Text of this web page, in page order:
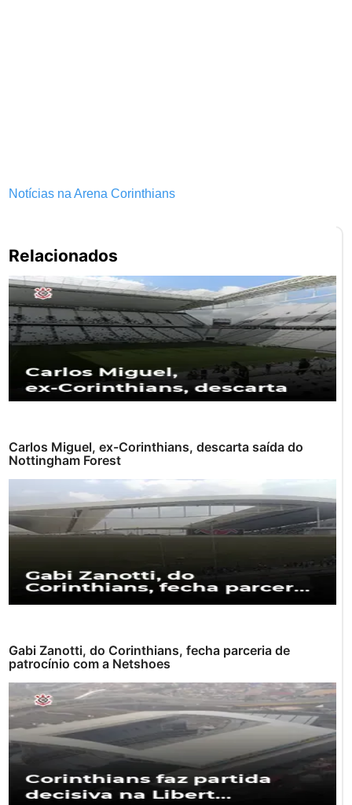
Notícias na Arena Corinthians
Relacionados
Carlos Miguel, ex-Corinthians, descarta saída do
Nottingham Forest
Gabi Zanotti, do Corinthians, fecha parceria de
patrocínio com a Netshoes